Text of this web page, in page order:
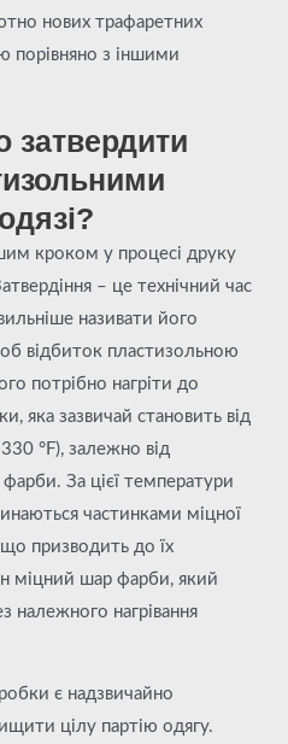
нових трафаретних
порівняно з іншими
затвердити
кроком у процесі друку
– це технічний час
називати його
відбиток пластизольною
потрібно нагріти до
яка зазвичай становить від
°F), залежно від
За цієї температури
частинками міцної
призводить до їх
міцний шар фарби, який
належного нагрівання
є надзвичайно
цілу партію одягу.